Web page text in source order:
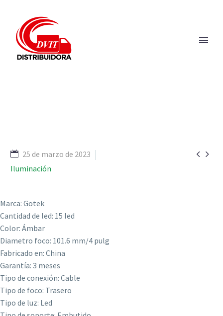
 
25 de marzo de 2023
Iluminación
Marca: Gotek
Cantidad de led: 15 led
Color: Ámbar
Diametro foco: 101.6 mm/4 pulg
Fabricado en: China
Garantía: 3 meses
Tipo de conexión: Cable
Tipo de foco: Trasero
Tipo de luz: Led